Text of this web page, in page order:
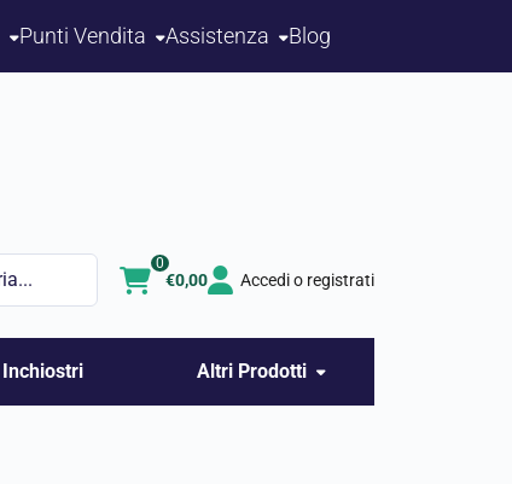
Punti Vendita Assistenza Blog
€0,00
0
Accedi o registrati
Inchiostri Altri Prodotti